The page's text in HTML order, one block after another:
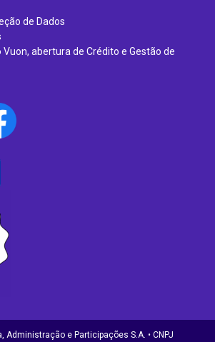
de Dados
abertura de Crédito e Gestão de
Administração e Participações S.A. • CNPJ